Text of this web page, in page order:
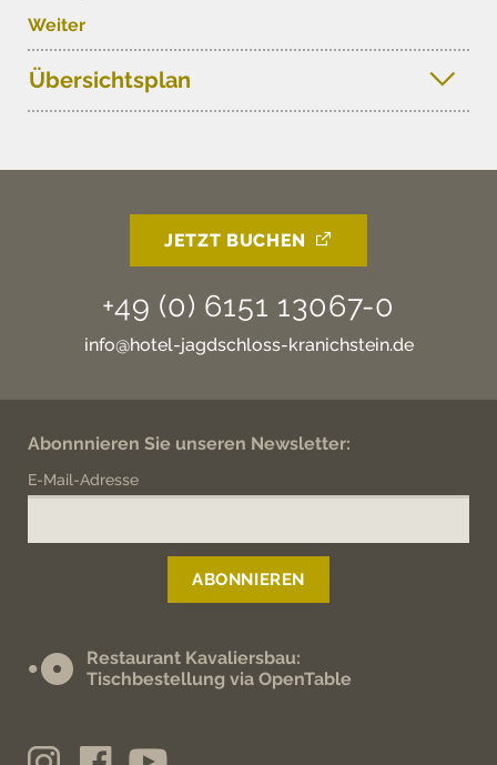
Weiter
Übersichtsplan
JETZT BUCHEN
+49 (0) 6151 13067-0
info@hotel-jagdschloss-kranichstein.de
Abonnnieren Sie unseren Newsletter:
E-Mail-Adresse
Restaurant Kavaliersbau:
Tischbestellung via OpenTable